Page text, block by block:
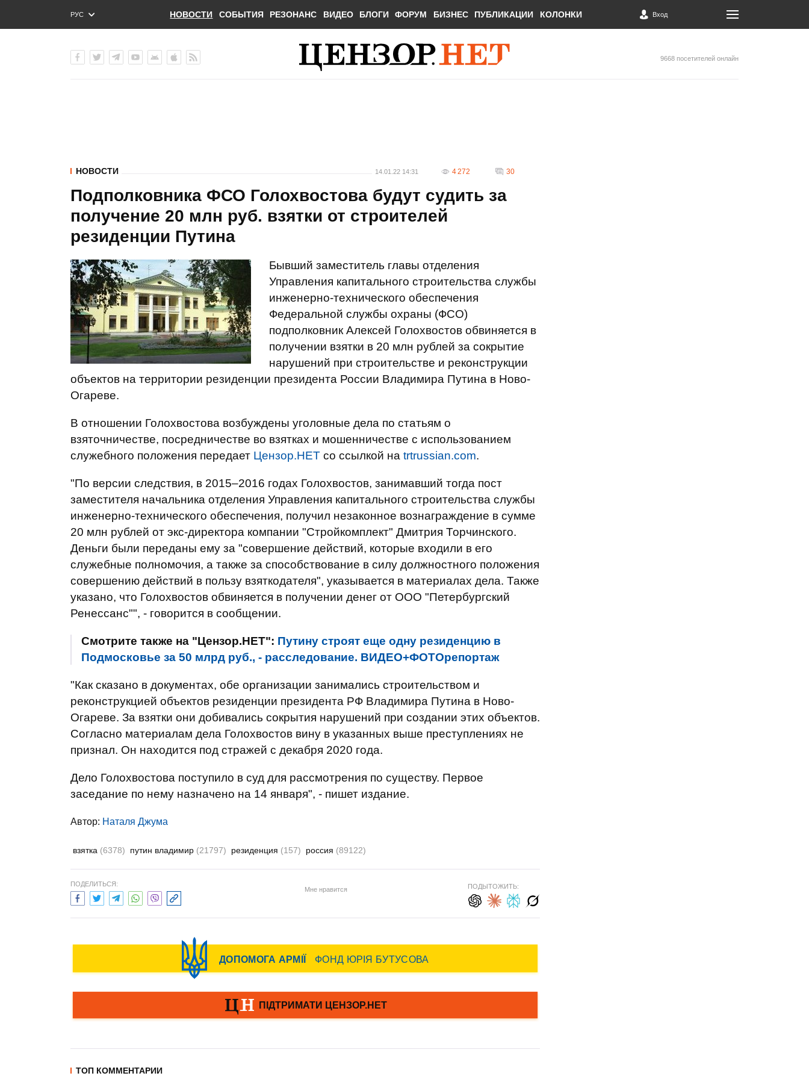
РУС
ENG
НОВОСТИ СОБЫТИЯ РЕЗОНАНС ВИДЕО БЛОГИ ФОРУМ БИЗНЕС ПУБЛИКАЦИИ КОЛОНКИ Вход
9668 посетителей онлайн
НОВОСТИ 14.01.22 14:31 4 272 30
Подполковника ФСО Голохвостова будут судить за
получение 20 млн руб. взятки от строителей
резиденции Путина
Бывший заместитель главы отделения
Управления капитального строительства службы
инженерно-технического обеспечения
Федеральной службы охраны (ФСО)
подполковник Алексей Голохвостов обвиняется в
получении взятки в 20 млн рублей за сокрытие
нарушений при строительстве и реконструкции
объектов на территории резиденции президента России Владимира Путина в Ново-
Огареве.
В отношении Голохвостова возбуждены уголовные дела по статьям о
взяточничестве, посредничестве во взятках и мошенничестве с использованием
служебного положения передает Цензор.НЕТ со ссылкой на trtrussian.com.
"По версии следствия, в 2015–2016 годах Голохвостов, занимавший тогда пост
заместителя начальника отделения Управления капитального строительства службы
инженерно-технического обеспечения, получил незаконное вознаграждение в сумме
20 млн рублей от экс-директора компании "Стройкомплект" Дмитрия Торчинского.
Деньги были переданы ему за "совершение действий, которые входили в его
служебные полномочия, а также за способствование в силу должностного положения
совершению действий в пользу взяткодателя", указывается в материалах дела. Также
указано, что Голохвостов обвиняется в получении денег от ООО "Петербургский
Ренессанс"", - говорится в сообщении.
Смотрите также на "Цензор.НЕТ": Путину строят еще одну резиденцию в
Подмосковье за 50 млрд руб., - расследование. ВИДЕО+ФОТОрепортаж
"Как сказано в документах, обе организации занимались строительством и
реконструкцией объектов резиденции президента РФ Владимира Путина в Ново-
Огареве. За взятки они добивались сокрытия нарушений при создании этих объектов.
Согласно материалам дела Голохвостов вину в указанных выше преступлениях не
признал. Он находится под стражей с декабря 2020 года.
Дело Голохвостова поступило в суд для рассмотрения по существу. Первое
заседание по нему назначено на 14 января", - пишет издание.
Автор: Наталя Джума
взятка (6378) путин владимир (21797) резиденция (157) россия (89122)
ПОДЕЛИТЬСЯ:
Мне нравится ПОДЫТОЖИТЬ:
ТОП КОММЕНТАРИИ